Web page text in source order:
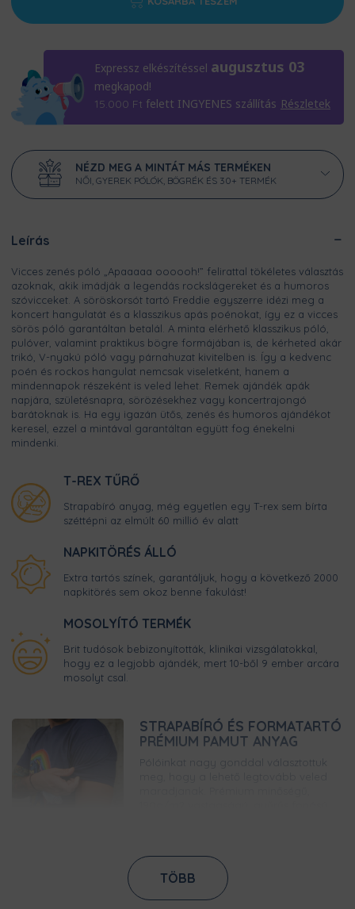
Expressz elkészítéssel augusztus 03
megkapod!
15.000 Ft felett INGYENES szállítás Részletek
NÉZD MEG A MINTÁT MÁS TERMÉKEN
NŐI, GYEREK PÓLÓK, BÖGRÉK ÉS 30+ TERMÉK
Leírás
Vicces zenés póló „Apaaaaa oooooh!” felirattal tökéletes választás
azoknak, akik imádják a legendás rockslágereket és a humoros
szóvicceket. A söröskorsót tartó Freddie egyszerre idézi meg a
koncert hangulatát és a klasszikus apás poénokat, így ez a vicces
sörös póló garantáltan betalál. A minta elérhető klasszikus póló,
pulóver, valamint praktikus bögre formájában is, de kérheted akár
trikó, V-nyakú póló vagy párnahuzat kivitelben is. Így a kedvenc
poén és rockos hangulat nemcsak viseletként, hanem a
mindennapok részeként is veled lehet. Remek ajándék apák
napjára, születésnapra, sörözésekhez vagy koncertrajongó
barátoknak is. Ha egy igazán ütős, zenés és humoros ajándékot
keresel, ezzel a mintával garantáltan együtt fog énekelni
mindenki.
T-REX TŰRŐ
Strapabíró anyag, még egyetlen egy T-rex sem bírta
széttépni az elmúlt 60 millió év alatt
NAPKITÖRÉS ÁLLÓ
Extra tartós színek, garantáljuk, hogy a következő 2000
napkitörés sem okoz benne fakulást!
MOSOLYÍTÓ TERMÉK
Brit tudósok bebizonyították, klinikai vizsgálatokkal,
hogy ez a legjobb ajándék, mert 10-ből 9 ember arcára
mosolyt csal.
STRAPABÍRÓ ÉS FORMATARTÓ
PRÉMIUM PAMUT ANYAG
Pólóinkat nagy gonddal választottuk
GARANTÁLTAN KOPÁSMENTES
A legmodernebb digitális nyomtatási
TÖBB